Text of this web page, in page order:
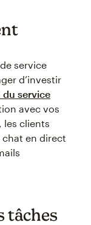
service
d’investir
du service
avec vos
les clients
en direct
tâches